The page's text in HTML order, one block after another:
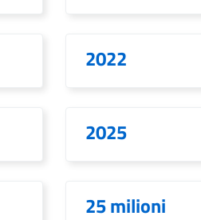
2022
2025
25 milioni